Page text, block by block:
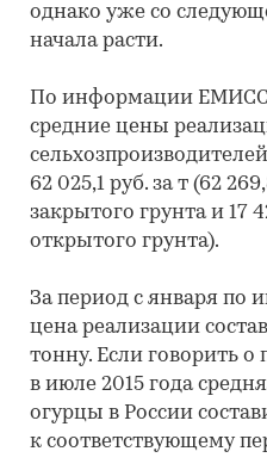
однако уже со
начала расти.
По информации ЕМИСС,
средние цены
62 025,1 руб. за т (62
закрытого грунта и 17
открытого грунта).
За период с января по
цена реализации
тонну. Если говорить о
в июле 2015 года
огурцы в России
к соответствующему